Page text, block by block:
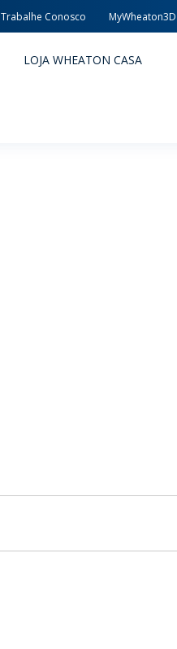
Trabalhe Conosco MyWheaton3D
LOJA WHEATON CASA